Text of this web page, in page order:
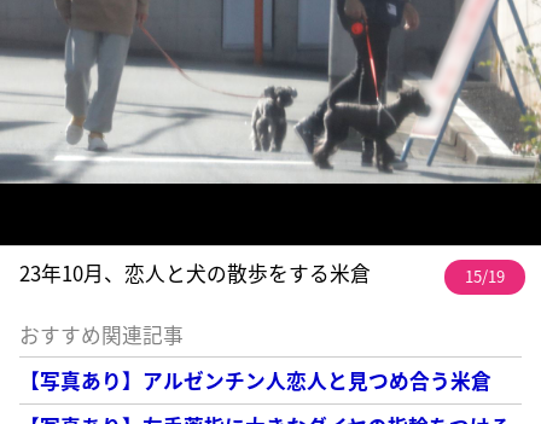
23年10月、恋人と犬の散歩をする米倉 15/19
おすすめ関連記事
【写真あり】アルゼンチン人恋人と見つめ合う米倉